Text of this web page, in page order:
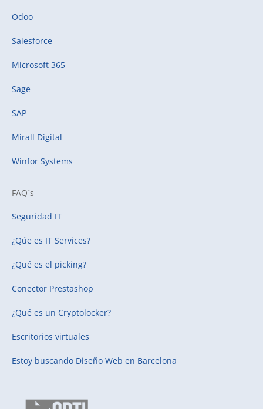
Odoo
Salesforce
Microsoft 365
Sage
SAP
Mirall Digital
Winfor Systems
FAQ´s
Seguridad IT
¿Qúe es IT Services?
¿Qué es el picking?
Conector Prestashop
¿Qué es un Cryptolocker?
Escritorios virtuales
Estoy buscando Diseño Web en Barcelona